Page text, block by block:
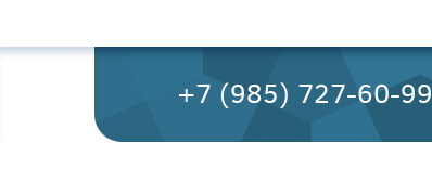
+7 (985) 727-60-99